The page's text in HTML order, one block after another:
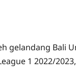
gelandang Bali
1 2022/